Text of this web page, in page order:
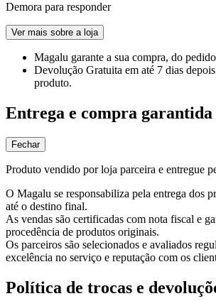
Demora para responder
Ver mais sobre a loja
Magalu garante a sua compra, do
Devolução Gratuita em até 7 dias
produto.
Entrega e compra garantida
Fechar
Produto vendido por loja parceira e entregue
O Magalu se responsabiliza pela entrega dos
até o destino final.
As vendas são certificadas com nota fiscal e
procedência de produtos originais.
Os parceiros são selecionados e avaliados
excelência no serviço e reputação com os
Política de trocas e